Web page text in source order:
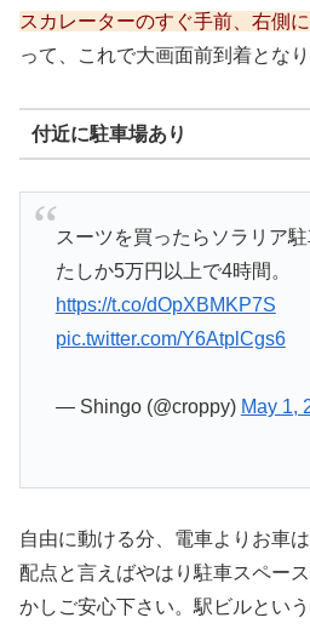
スカレーターのすぐ手前、右側
って、これで大画面前到着となり
付近に駐車場あり
スーツを買ったらソラリア駐
たしか5万円以上で4時間。
https://t.co/dOpXBMKP7S
pic.twitter.com/Y6AtplCgs6
— Shingo (@croppy) May 1,
自由に動ける分、電車よりお車
配点と言えばやはり駐車スペー
かしご安心下さい。駅ビルという